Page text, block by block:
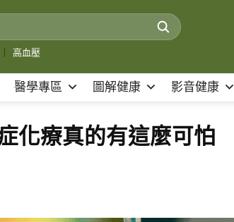
高血壓
醫學專區 圖解健康 影音健康
化療真的有這麼可怕